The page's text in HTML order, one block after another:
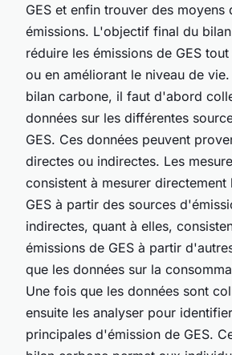
GES et enfin trouver des moyens
émissions. L'objectif final du
réduire les émissions de GES
ou en améliorant le niveau de
bilan carbone, il faut d'abord
données sur les différentes
GES. Ces données peuvent
directes ou indirectes. Les
consistent à mesurer directement
GES à partir des sources
indirectes, quant à elles,
émissions de GES à partir
que les données sur la
Une fois que les données sont
ensuite les analyser pour
principales d'émission de GES.